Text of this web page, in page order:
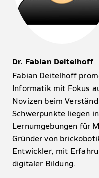
Dr. Fabian Deitelhoff
Fabian Deitelhoff
Informatik mit Fokus
Novizen beim
Schwerpunkte liegen
Lernumgebungen für
Gründer von
Entwickler, mit
digitaler Bildung.